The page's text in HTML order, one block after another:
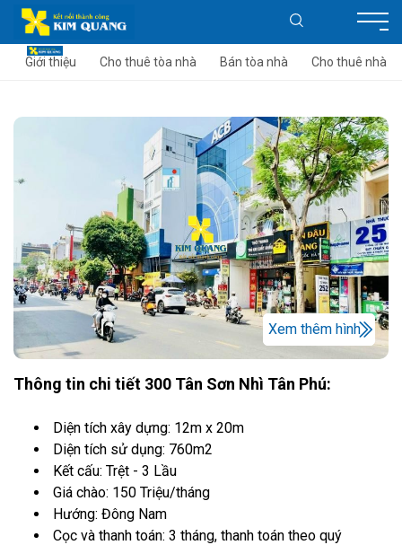
Giới thiệu Cho thuê tòa nhà Bán tòa nhà Cho thuê nhà
Xem thêm hình
Thông tin chi tiết 300 Tân Sơn Nhì Tân Phú:
Diện tích xây dựng: 12m x 20m
Diện tích sử dụng: 760m2
Kết cấu: Trệt - 3 Lầu
Giá chào: 150 Triệu/tháng
Hướng: Đông Nam
Cọc và thanh toán: 3 tháng, thanh toán theo quý